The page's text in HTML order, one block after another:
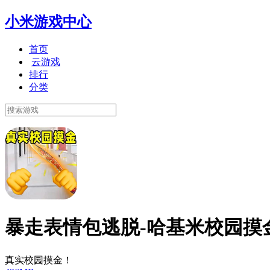
小米游戏中心
首页
云游戏
排行
分类
暴走表情包逃脱-哈基米校园摸
真实校园摸金！